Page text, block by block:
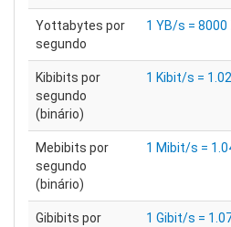
Yottabytes por
segundo
1 YB/s =
Kibibits por
segundo
(binário)
1 Kibit/s =
Mebibits por
segundo
(binário)
1 Mibit/s =
Gibibits por
1 Gibit/s =